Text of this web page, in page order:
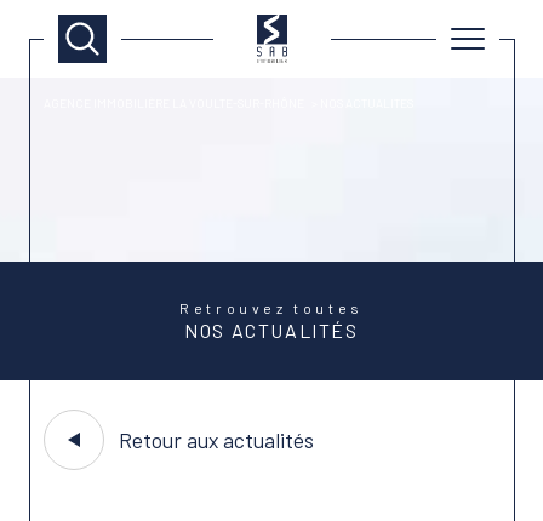
Retrouvez toutes
NOS ACTUALITÉS
Retour aux actualités